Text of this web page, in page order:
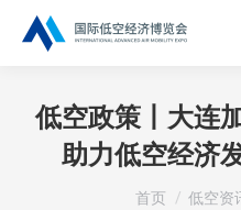
低空政策丨大连
助力低空经济
您在这里：
首页 低空资